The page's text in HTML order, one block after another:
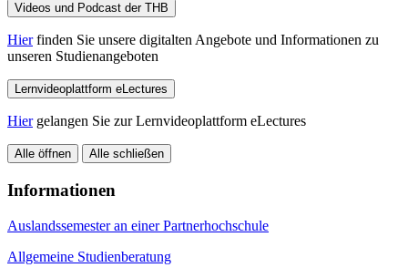
Videos und Podcast der THB
Hierfinden Sie unsere digitalten Angebote und Informationen zu
unseren Studienangeboten
Lernvideoplattform eLectures
Hiergelangen Sie zur Lernvideoplattform eLectures
Alle öffnen Alle schließen
Informationen
Auslandssemester an einer Partnerhochschule
Allgemeine Studienberatung